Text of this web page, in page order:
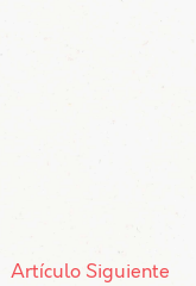
Artículo Siguiente